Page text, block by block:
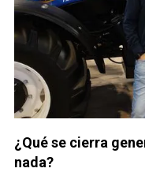
¿Qué se cierra
nada?